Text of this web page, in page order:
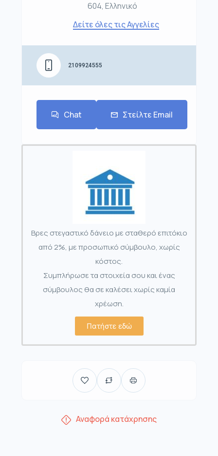
604, Ελληνικό
Δείτε όλες τις Αγγελίες
2109924555
Chat Στείλτε Email
Βρες στεγαστικό δάνειο με σταθερό επιτόκιο
από 2%, με προσωπικό σύμβουλο, χωρίς
κόστος.
Συμπλήρωσε τα στοιχεία σου και ένας
σύμβουλος θα σε καλέσει χωρίς καμία
χρέωση.
Πατήστε εδώ
Αναφορά κατάχρησης